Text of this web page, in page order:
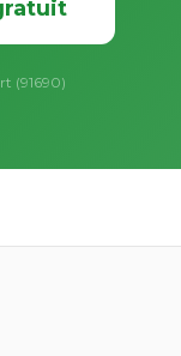
(91690)